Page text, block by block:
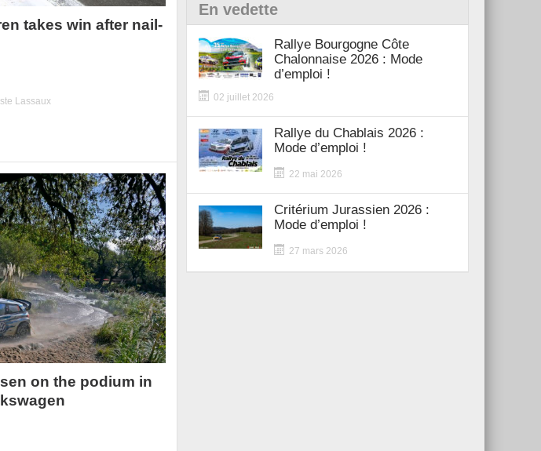
takes win after nail-
Lassaux
on the podium in
En vedette
Rallye Bourgogne Côte
Chalonnaise 2026 : Mode
d’emploi !
02 juillet 2026
Rallye du Chablais 2026 :
Mode d’emploi !
22 mai 2026
Critérium Jurassien 2026 :
Mode d’emploi !
27 mars 2026